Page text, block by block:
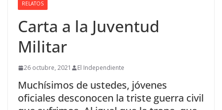
RELATOS
Carta a la Juventud
Militar
26 octubre, 2021 El Independiente
Muchísimos de ustedes, jóvenes
oficiales desconocen la triste guerra civil